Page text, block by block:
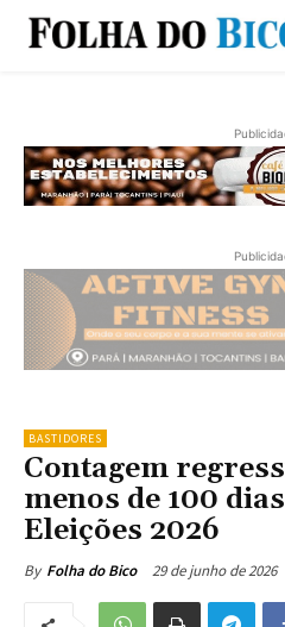
BASTIDORES
Contagem
menos de 100
Eleições 2026
By Folha do Bico 29 de junho de 2026